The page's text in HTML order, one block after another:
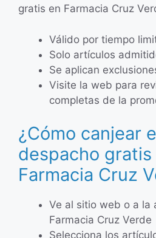
gratis en Farmacia Cruz
Válido por tiempo
Solo artículos
Se aplican
Visite la web para
completas de la
¿Cómo canjear
despacho gratis
Farmacia Cruz
Ve al sitio web o a la
Farmacia Cruz Verde
Selecciona los